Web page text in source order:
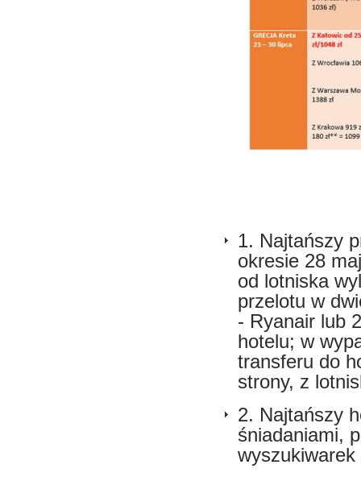
1. Najtańszy
okresie 28
od lotniska
przelotu w
- Ryanair lub
hotelu; w
transferu do
strony, z
2. Najtańszy
śniadaniami,
wyszukiwarek